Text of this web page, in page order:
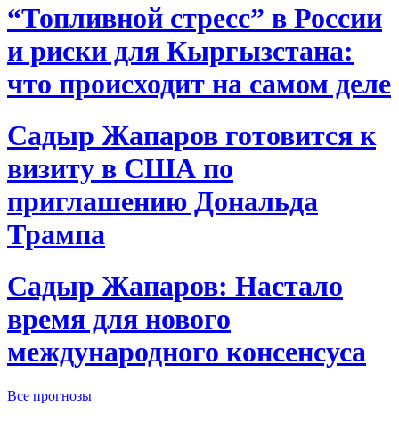
“Топливной стресс” в России
и риски для Кыргызстана:
что происходит на самом деле
Садыр Жапаров готовится к
визиту в США по
приглашению Дональда
Трампа
Садыр Жапаров: Настало
время для нового
международного консенсуса
Все прогнозы